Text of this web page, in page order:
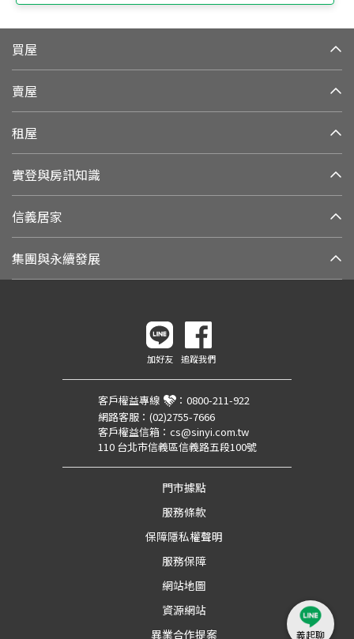
買屋
賣屋
租屋
實登與房訊知識
信義居家
集團與永續發展
加好友 追蹤我們
客戶權益專線 ： 0800-211-922
網路客服： (02)2755-7666
客戶權益信箱： cs@sinyi.com.tw
110 台北市信義區信義路五段100號
門市據點
服務條款
保障隱私權聲明
服務保障
網站地圖
資源網站
異業合作提案
義起聊